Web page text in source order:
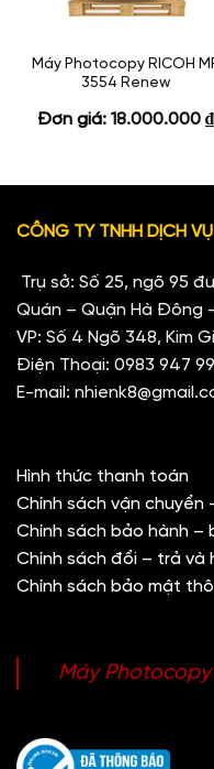
Máy Photocopy RICOH
3554 Renew
Đơn giá: 18.000.000 ₫
CÔNG TY TNHH DỊCH
Trụ sở: Số 25, ngõ 95
Quán – Quận Hà Đông
VP: Số 4 Ngõ 348, Kim
Điện Thoại: 0983 947
E-mail:
Hình thức thanh toán
Chính sách vận chuyển
Chính sách bảo hành –
Chính sách đổi – trả và
Chính sách bảo mật
Máy Photocopy